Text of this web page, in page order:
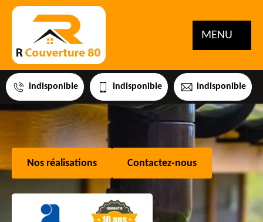
MENU
indisponible indisponible indisponible
Nos réalisations Contactez-nous